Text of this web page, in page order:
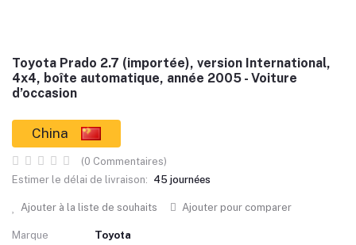
Toyota Prado 2.7 (importée), version International,
4x4, boîte automatique, année 2005 - Voiture
d’occasion
China
(0 Commentaires)
Estimer le délai de livraison: 45 journées
Ajouter à la liste de souhaits Ajouter pour comparer
Marque Toyota